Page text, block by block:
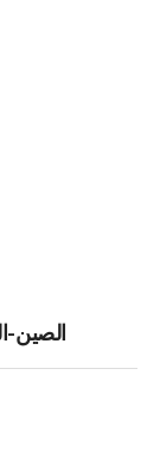
الصين-